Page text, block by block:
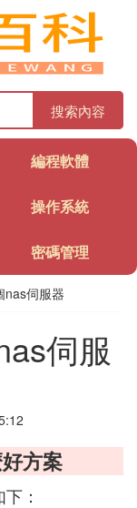
搜索內容
編程軟體
操作系統
密碼管理
nas伺服器
伺服
方案
：